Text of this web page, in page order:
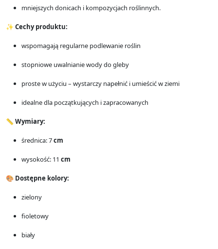
mniejszych donicach i kompozycjach roślinnych.
✨ Cechy produktu:
wspomagają regularne podlewanie roślin
stopniowe uwalnianie wody do gleby
proste w użyciu – wystarczy napełnić i umieścić w ziemi
idealne dla początkujących i zapracowanych
📏Wymiary:
średnica: 7cm
wysokość: 11 cm
🎨 Dostępne kolory:
zielony
fioletowy
biały